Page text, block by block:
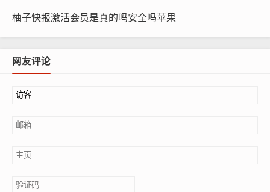
柚子快报激活会员是真的吗安全吗苹果
网友评论